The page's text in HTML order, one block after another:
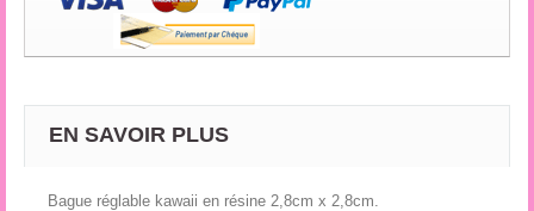
EN SAVOIR PLUS
Bague réglable kawaii en résine 2,8cm x 2,8cm.